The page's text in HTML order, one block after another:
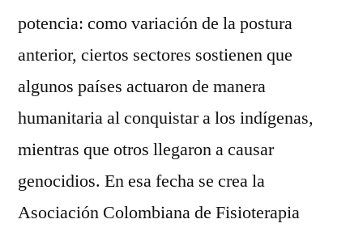
potencia: como variación de la postura
anterior, ciertos sectores sostienen que
algunos países actuaron de manera
humanitaria al conquistar a los indígenas,
mientras que otros llegaron a causar
genocidios. En esa fecha se crea la
Asociación Colombiana de Fisioterapia